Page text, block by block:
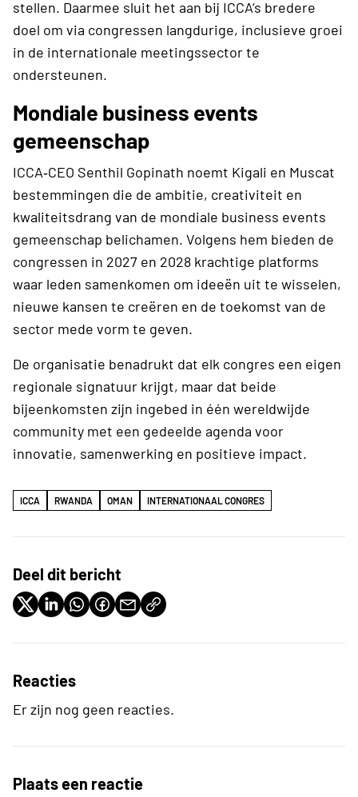
stellen. Daarmee sluit het aan bij ICCA’s bredere
doel om via congressen langdurige, inclusieve groei
in de internationale meetingssector te
ondersteunen.
Mondiale business events
gemeenschap
ICCA‑CEO Senthil Gopinath noemt Kigali en Muscat
bestemmingen die de ambitie, creativiteit en
kwaliteitsdrang van de mondiale business events
gemeenschap belichamen. Volgens hem bieden de
congressen in 2027 en 2028 krachtige platforms
waar leden samenkomen om ideeën uit te wisselen,
nieuwe kansen te creëren en de toekomst van de
sector mede vorm te geven.
De organisatie benadrukt dat elk congres een eigen
regionale signatuur krijgt, maar dat beide
bijeenkomsten zijn ingebed in één wereldwijde
community met een gedeelde agenda voor
innovatie, samenwerking en positieve impact.
ICCA RWANDA OMAN INTERNATIONAAL CONGRES
Deel dit bericht
Reacties
Er zijn nog geen reacties.
Plaats een reactie